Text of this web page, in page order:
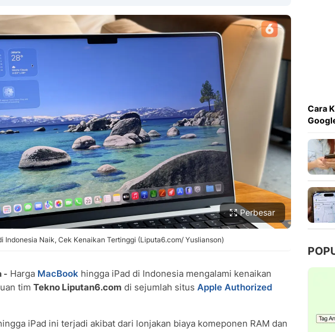
Copy Link
Perbesar
Indonesia Naik, Cek Kenaikan Tertinggi (Liputa6.com/ Yuslianson)
- Harga MacBook hingga iPad di Indonesia mengalami kenaikan
tim Tekno Liputan6.com di sejumlah situs Apple Authorized
iPad ini terjadi akibat dari lonjakan biaya komeponen RAM dan
Cara